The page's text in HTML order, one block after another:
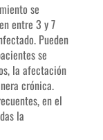
se
entre 3 y 7
Pueden
se
la afectación
crónica.
en el
la